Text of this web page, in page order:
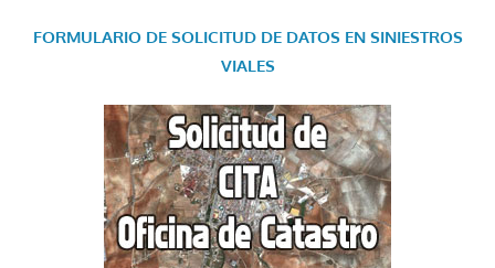
FORMULARIO DE SOLICITUD DE DATOS EN SINIESTROS
VIALES